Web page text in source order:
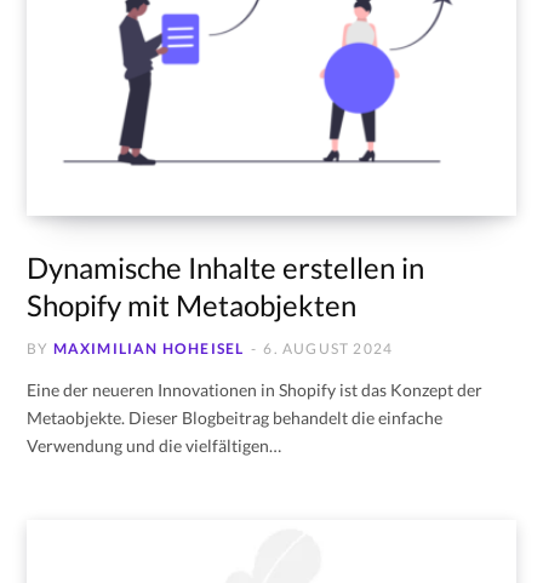
Dynamische Inhalte erstellen in
Shopify mit Metaobjekten
BY MAXIMILIAN HOHEISEL 6. AUGUST 2024
Eine der neueren Innovationen in Shopify ist das Konzept der
Metaobjekte. Dieser Blogbeitrag behandelt die einfache
Verwendung und die vielfältigen…